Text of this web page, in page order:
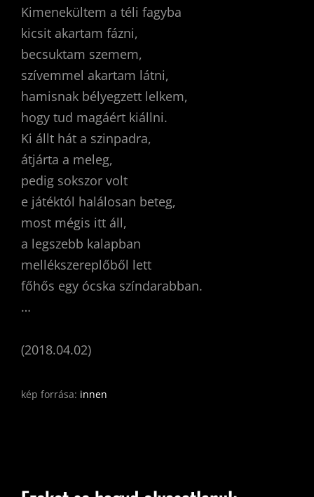
Kimenekültem a téli fagyba
kicsit akartam fázni,
becsuktam szemem,
szívemmel akartam látni,
hamisnak bélyegzett lelkem,
hogy tud magáért kiállni.
Ki állt hát a szinpadra,
átjárta a meleg,
pedig sokszor volt
e játéktól halálosan beteg,
most mégis itt áll,
a legszebb kalapban
mellékszereplőből lett
főhős egy ócska színdarabban.
…
(2018.04.02)
kép forrása: innen